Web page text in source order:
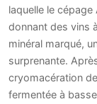
laquelle le
donnant des vins
minéral marqué,
surprenante.
cryomacération
fermentée à